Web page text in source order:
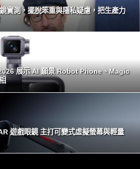
實測，擺脫笨重與隱私疑慮，把生產力
展示 AI 願景 Robot Phone、Magic
遊戲眼鏡 主打可變式虛擬螢幕與輕量